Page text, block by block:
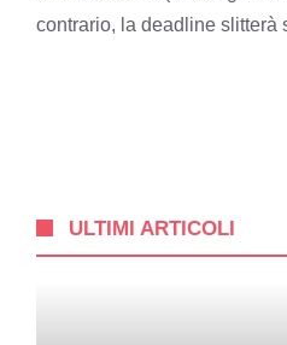
contrario, la deadline slitterà
ULTIMI ARTICOLI